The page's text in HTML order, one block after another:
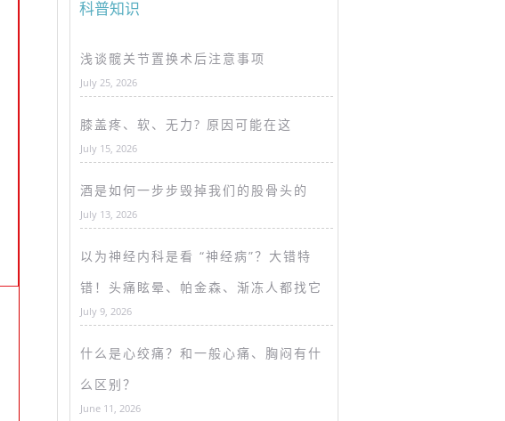
科普知识
浅谈髋关节置换术后注意事项
July 25, 2026
膝盖疼、软、无力? 原因可能在这
July 15, 2026
酒是如何一步步毁掉我们的股骨头的
July 13, 2026
以为神经内科是看 “神经病”？大错特
错！头痛眩晕、帕金森、渐冻人都找它
July 9, 2026
什么是心绞痛？和一般心痛、胸闷有什
么区别？
June 11, 2026